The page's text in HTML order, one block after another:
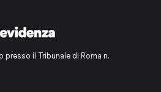
il Tribunale di Roma n.